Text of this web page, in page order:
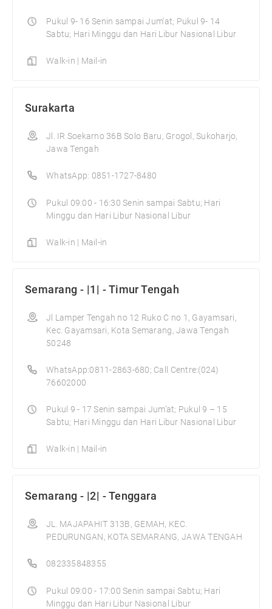
Pukul 9- 16 Senin sampai Jum'at; Pukul 9- 14
Sabtu; Hari Minggu dan Hari Libur Nasional Libur
Walk-in | Mail-in
Surakarta
Jl. IR Soekarno 36B Solo Baru, Grogol, Sukoharjo,
Jawa Tengah
WhatsApp: 0851-1727-8480
Pukul 09:00 - 16:30 Senin sampai Sabtu; Hari
Minggu dan Hari Libur Nasional Libur
Walk-in | Mail-in
Semarang - |1| - Timur Tengah
Jl Lamper Tengah no 12 Ruko C no 1, Gayamsari,
Kec. Gayamsari, Kota Semarang, Jawa Tengah
50248
WhatsApp:0811-2863-680; Call Centre:(024)
76602000
Pukul 9 - 17 Senin sampai Jum’at; Pukul 9 – 15
Sabtu; Hari Minggu dan Hari Libur Nasional Libur
Walk-in | Mail-in
Semarang - |2| - Tenggara
JL. MAJAPAHIT 313B, GEMAH, KEC.
PEDURUNGAN, KOTA SEMARANG, JAWA TENGAH
082335848355
Pukul 09:00 - 17:00 Senin sampai Sabtu; Hari
Minggu dan Hari Libur Nasional Libur